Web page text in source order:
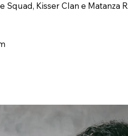
Kisser Clan e Matanza